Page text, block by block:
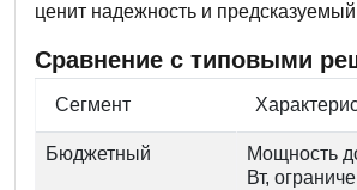
ценит надежность и предсказуемый
Сравнение с типовыми
Сегмент
Бюджетный
Мощность
Вт,